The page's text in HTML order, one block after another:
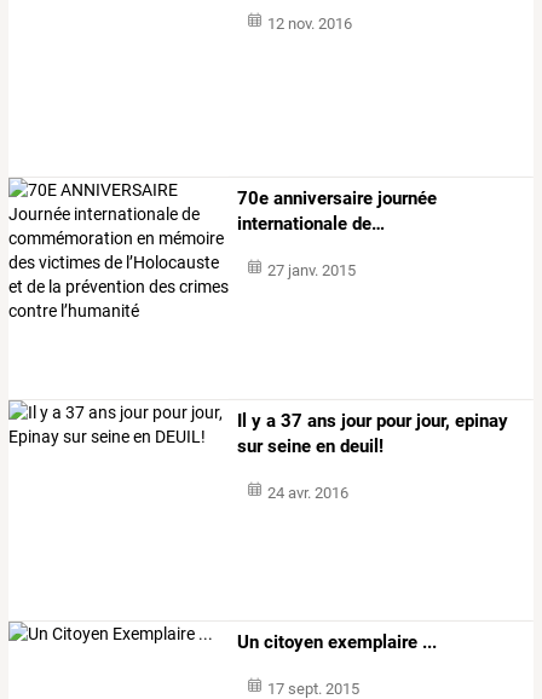
12 nov. 2016
70e anniversaire journée
internationale de…
27 janv. 2015
Il y a 37 ans jour pour jour, epinay
sur seine en deuil!
24 avr. 2016
Un citoyen exemplaire ...
17 sept. 2015